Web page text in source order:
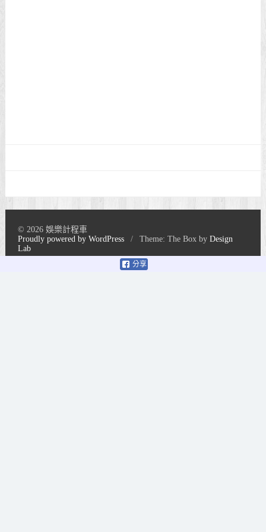
分享
© 2026 娛樂計程車
Proudly powered by WordPress
/ Theme: The Box byDesign
Lab